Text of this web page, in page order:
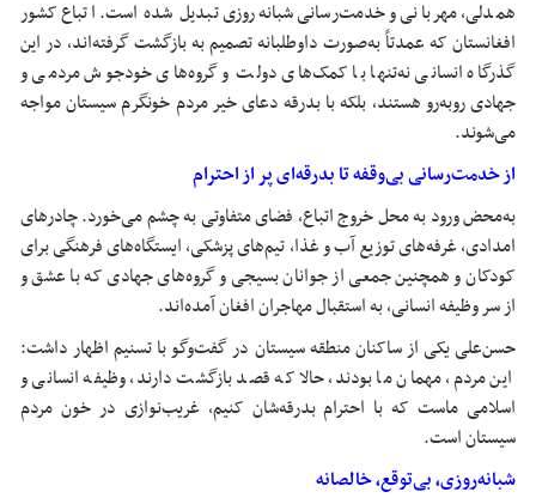
همدلی، مهربانی و خدمت‌رسانی شبانه‌روزی تبدیل شده است. اتباع کشور
افغانستان که عمدتاً به‌صورت داوطلبانه تصمیم به بازگشت گرفته‌اند، در این
گذرگاه انسانی نه‌تنها با کمک‌های دولت و گروه‌های خودجوش مردمی و
جهادی روبه‌رو هستند، بلکه با بدرقه دعای خیر مردم خونگرم سیستان مواجه
می‌شوند.
از خدمت‌رسانی بی‌وقفه تا بدرقه‌ای پر از احترام
به‌محض ورود به محل خروج اتباع، فضای متفاوتی به چشم می‌خورد. چادرهای
امدادی، غرفه‌های توزیع آب و غذا، تیم‌های پزشکی، ایستگاه‌های فرهنگی برای
کودکان و همچنین جمعی از جوانان بسیجی و گروه‌های جهادی که با عشق و
از سر وظیفه انسانی، به استقبال مهاجران افغان آمده‌اند.
حسن‌علی یکی از ساکنان منطقه سیستان در گفت‌وگو با تسنیم اظهار داشت:
این مردم، مهمان ما بودند، حالا که قصد بازگشت دارند، وظیفه انسانی و
اسلامی ماست که با احترام بدرقه‌شان کنیم، غریب‌نوازی در خون مردم
سیستان است.
شبانه‌روزی، بی‌توقع، خالصانه